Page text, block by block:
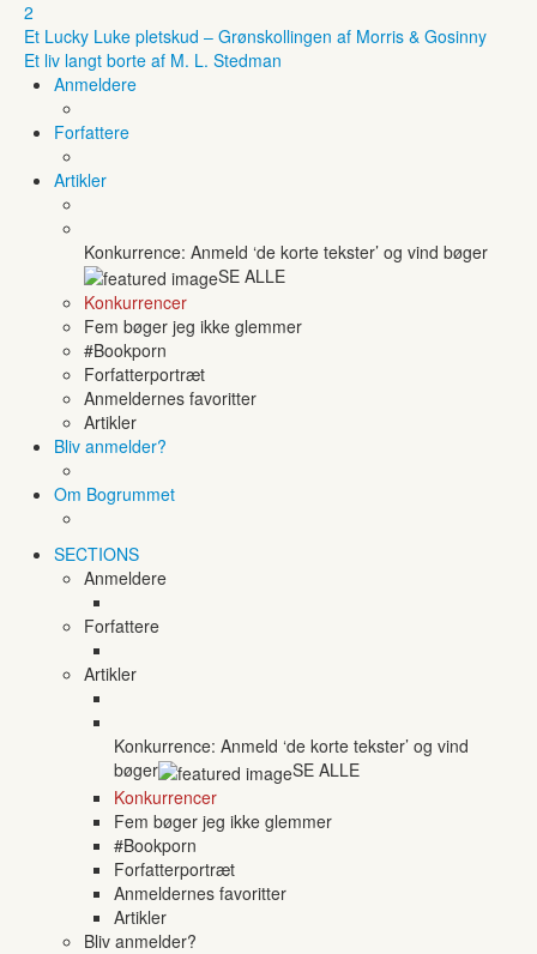
2
Et Lucky Luke pletskud – Grønskollingen af Morris & Gosinny
Et liv langt borte af M. L. Stedman
Anmeldere
Forfattere
Artikler
Konkurrence: Anmeld ‘de korte tekster’ og vind bøger
SE ALLE
Konkurrencer
Fem bøger jeg ikke glemmer
#Bookporn
Forfatterportræt
Anmeldernes favoritter
Artikler
Bliv anmelder?
Om Bogrummet
SECTIONS
Anmeldere
Forfattere
Artikler
Konkurrence: Anmeld ‘de korte tekster’ og vind
bøger
SE ALLE
Konkurrencer
Fem bøger jeg ikke glemmer
#Bookporn
Forfatterportræt
Anmeldernes favoritter
Artikler
Bliv anmelder?